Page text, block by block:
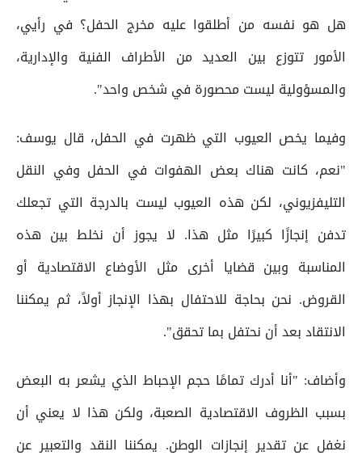
هل هو نفسه من أطلقوا عليه مخرج الحفل؟ في رأيي،
الأمور تتوزع بين العديد من الأطراف الفنية والإدارية،
والمسؤولية ليست محصورة في شخص واحد".
وفيما يخص العيوب التي ظهرت في الحفل، قال يوسف:
"نعم، كانت هناك بعض الهفوات في الحفل وفي النقل
التليفزيوني، لكن هذه العيوب ليست بالدرجة التي تجعلك
تدفن إنجازًا كبيرًا مثل هذا. لا يجوز أن نخلط بين هذه
المناسبة وبين قضايا أخرى مثل الأوضاع الاقتصادية أو
القروض. نحن بحاجة للاحتفال بهذا الإنجاز أولاً، ثم يمكننا
الانتقاد بعد أن نحتفل بما تحقق".
وأضاف: "أنا أدرك تمامًا حجم الإحباط الذي يشعر به البعض
بسبب الظروف الاقتصادية الصعبة، ولكن هذا لا يعني أن
نغفل عن تقدير إنجازات الوطن. يمكننا النقد والتعبير عن